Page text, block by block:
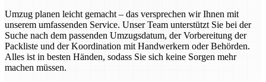
Umzug planen leicht gemacht – das versprechen wir Ihnen mit
unserem umfassenden Service. Unser Team unterstützt Sie bei der
Suche nach dem passenden Umzugsdatum, der Vorbereitung der
Packliste und der Koordination mit Handwerkern oder Behörden.
Alles ist in besten Händen, sodass Sie sich keine Sorgen mehr
machen müssen.